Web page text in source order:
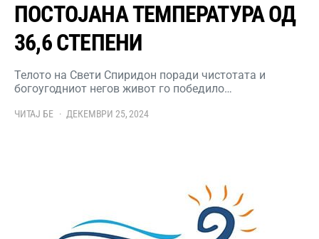
ПОСТОЈАНА ТЕМПЕРАТУРА ОД
36,6 СТЕПЕНИ
Телото на Свети Спиридон поради чистотата и
богоугодниот негов живот го победило…
ЧИТАЈ БЕ ДЕКЕМВРИ 25, 2024